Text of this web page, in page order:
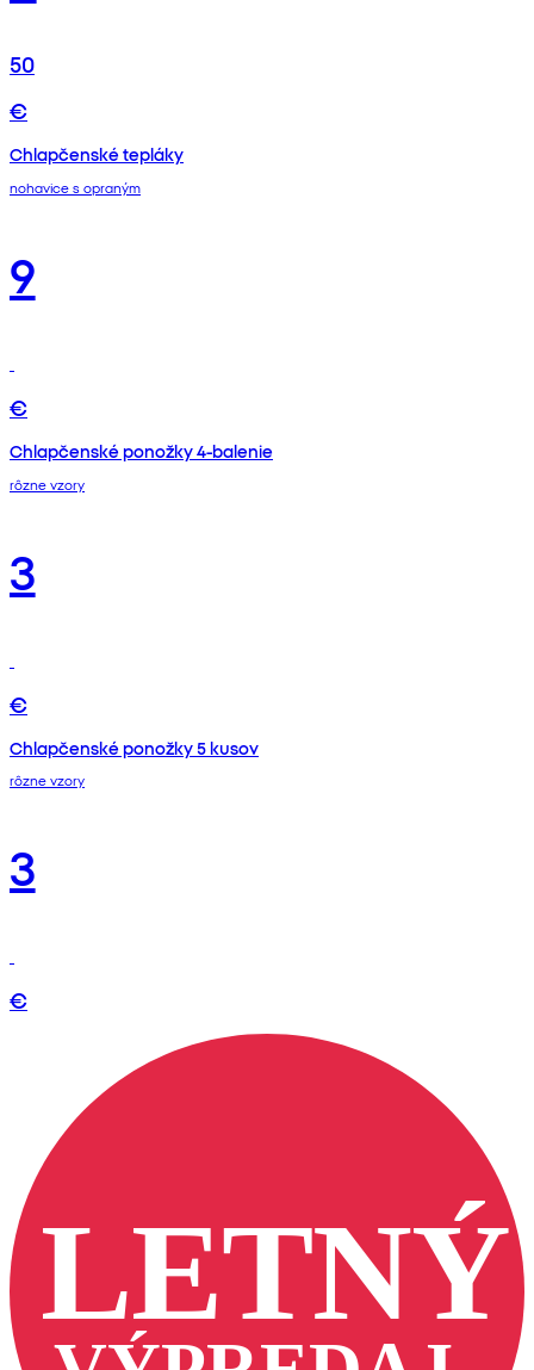
50
€
Chlapčenské tepláky
nohavice s opraným
9
€
Chlapčenské ponožky 4-balenie
rôzne vzory
3
€
Chlapčenské ponožky 5 kusov
rôzne vzory
3
€